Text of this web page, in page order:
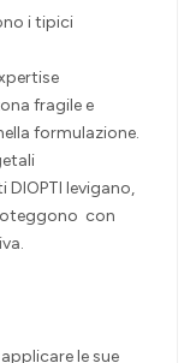
i tipici
fragile e
formulazione.
levigano,
con
le sue